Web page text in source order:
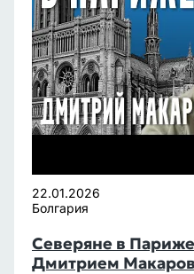
22.01.2026
Болгария
Северяне в
Дмитрием